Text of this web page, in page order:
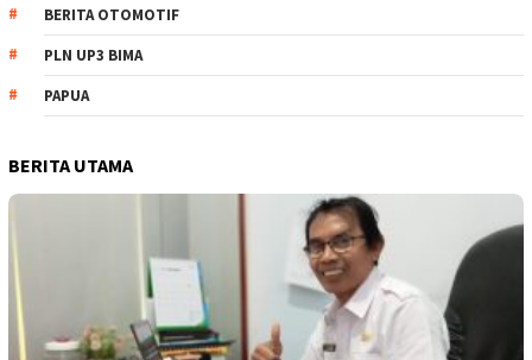
BERITA OTOMOTIF
PLN UP3 BIMA
PAPUA
BERITA UTAMA